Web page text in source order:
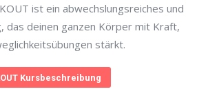
ist ein abwechslungsreiches und
das deinen ganzen Körper mit Kraft,
stärkt.
Kursbeschreibung